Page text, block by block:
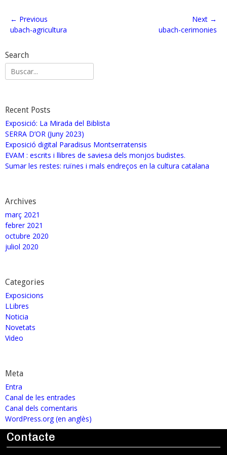
← Previous
ubach-agricultura
Next →
ubach-cerimonies
Search
Recent Posts
Exposició: La Mirada del Biblista
SERRA D’OR (Juny 2023)
Exposició digital Paradisus Montserratensis
EVAM : escrits i llibres de saviesa dels monjos budistes.
Sumar les restes: ruïnes i mals endreços en la cultura catalana
Archives
març 2021
febrer 2021
octubre 2020
juliol 2020
Categories
Exposicions
LLibres
Noticia
Novetats
Video
Meta
Entra
Canal de les entrades
Canal dels comentaris
WordPress.org (en anglès)
Contacte